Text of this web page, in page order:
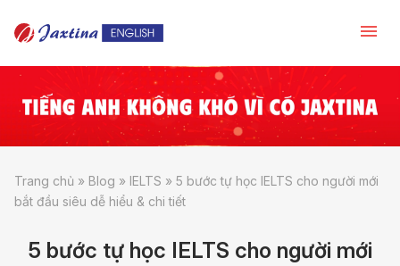
Trang chủ » Blog » IELTS » 5 bước tự học IELTS cho người mới
bắt đầu siêu dễ hiểu & chi tiết
5 bước tự học IELTS cho người mới